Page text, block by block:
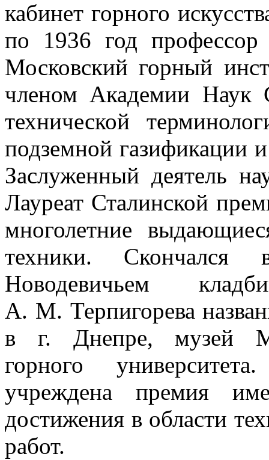
кабинет горного
по 1936 год
Московский горный
членом Академии Наук
технической
подземной газификации
Заслуженный деятель
Лауреат Сталинской
многолетние
техники.
Новодевичьем
А. М. Терпигорева
в г. Днепре, музей
горного
учреждена премия
достижения в области
работ.